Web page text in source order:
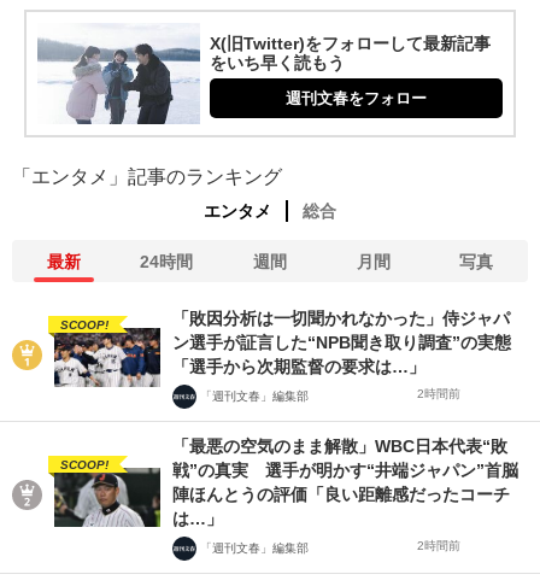
X(旧Twitter)をフォローして最新記事
をいち早く読もう
週刊文春をフォロー
「エンタメ」記事のランキング
エンタメ 総合
最新 24時間 週間 月間 写真
SCOOP!
「敗因分析は一切聞かれなかった」侍ジャパ
ン選手が証言した“NPB聞き取り調査”の実態
「選手から次期監督の要求は…」
「週刊文春」編集部 2時間前
SCOOP!
「最悪の空気のまま解散」WBC日本代表“敗
戦”の真実 選手が明かす“井端ジャパン”首脳
陣ほんとうの評価「良い距離感だったコーチ
は…」
「週刊文春」編集部 2時間前